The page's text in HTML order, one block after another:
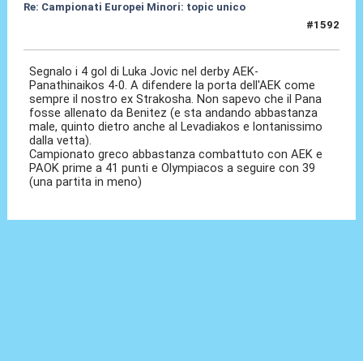
Re: Campionati Europei Minori: topic unico
#1592
Segnalo i 4 gol di Luka Jovic nel derby AEK-
Panathinaikos 4-0. A difendere la porta dell'AEK come
sempre il nostro ex Strakosha. Non sapevo che il Pana
fosse allenato da Benitez (e sta andando abbastanza
male, quinto dietro anche al Levadiakos e lontanissimo
dalla vetta).
Campionato greco abbastanza combattuto con AEK e
PAOK prime a 41 punti e Olympiacos a seguire con 39
(una partita in meno)